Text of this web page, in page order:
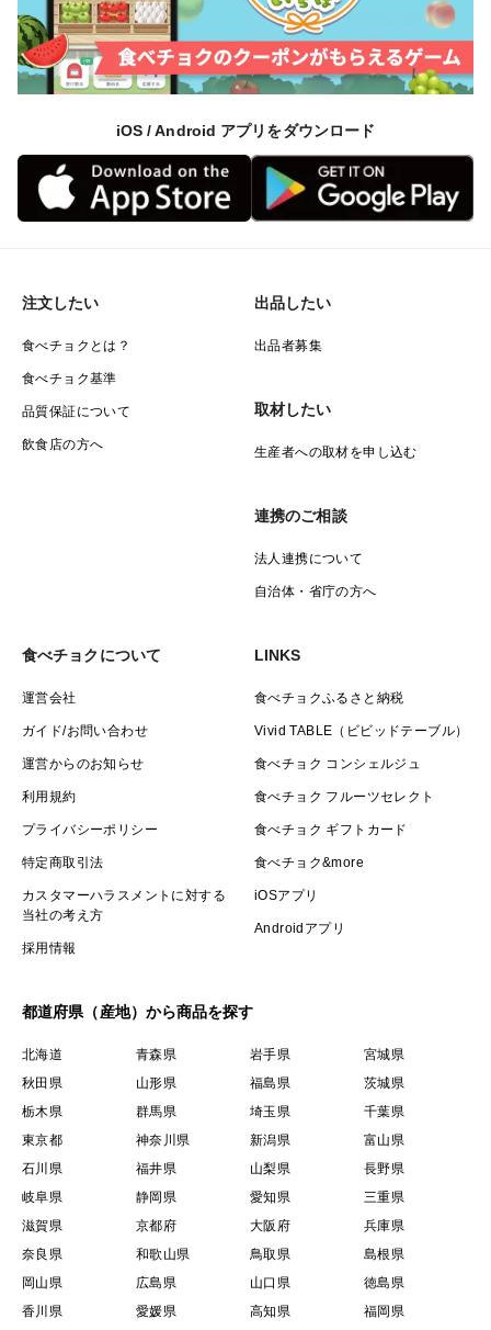
iOS / Android アプリをダウンロード
注文したい
食べチョクとは？
食べチョク基準
品質保証について
飲食店の方へ
出品したい
出品者募集
取材したい
生産者への取材を申し込む
連携のご相談
法人連携について
自治体・省庁の方へ
食べチョクについて
運営会社
ガイド/お問い合わせ
運営からのお知らせ
利用規約
プライバシーポリシー
特定商取引法
カスタマーハラスメントに対する
当社の考え方
採用情報
LINKS
食べチョクふるさと納税
Vivid TABLE（ビビッドテーブル）
食べチョク コンシェルジュ
食べチョク フルーツセレクト
食べチョク ギフトカード
食べチョク&more
iOSアプリ
Androidアプリ
都道府県（産地）から商品を探す
北海道 青森県 岩手県
宮城県
秋田県
山形県 福島県
茨城県
栃木県
群馬県 埼玉県
千葉県
東京都
神奈川県 新潟県
富山県
石川県
福井県 山梨県
長野県
岐阜県
静岡県 愛知県
三重県
滋賀県
京都府 大阪府
兵庫県
奈良県
和歌山県 鳥取県
島根県
岡山県
広島県 山口県
徳島県
香川県
愛媛県 高知県 福岡県